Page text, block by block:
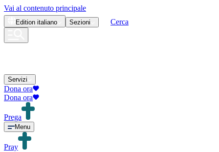
Vai al contenuto principale
Edition italiano Sezioni Cerca
Servizi
Dona ora
Dona ora
Prega
Menu
Pray